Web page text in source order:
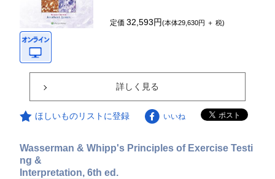
定価32,593円(本体29,630円 ＋ 税)
詳しく見る
ほしいものリストに登録 いいね
Wasserman & Whipp's Principles of Exercise Testi
ng &
Interpretation, 6th ed.